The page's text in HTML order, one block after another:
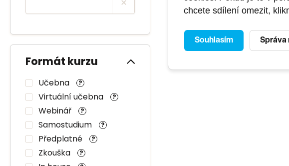
Formát kurzu
Učebna ?
Virtuální učebna ?
Webinář ?
Samostudium ?
Předplatné ?
Zkouška ?
ÚROVEŇ
pokročilý
normy ISO/IEC 27005.
DÉLKA
4 dny
chcete sdílení omezit,
Správa
Souhlasím